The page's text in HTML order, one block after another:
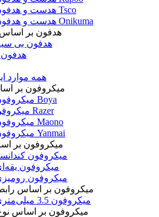
هدست و هدفون Tsco
هدست و هدفون Onikuma
هدفون بر اساس
هدفون بی
هدفون
همه موارد
میکروفون بر
میکروفون Boya
میکروفن Razer
میکروفون Maono
میکروفون Yanmai
میکروفون بر
میکروفون
میکروفون
میکروفون
میکروفون بر اساس
میکروفون 3.5 میلی‌متری
میکروفون بر اساس